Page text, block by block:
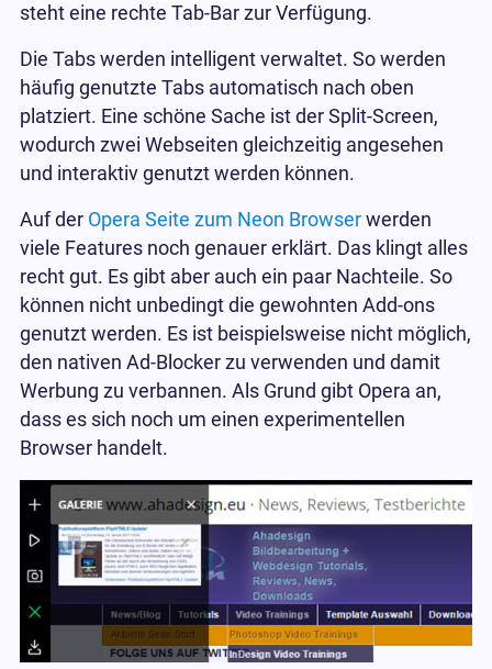
steht eine rechte Tab-Bar zur Verfügung.
Die Tabs werden intelligent verwaltet. So werden
häufig genutzte Tabs automatisch nach oben
platziert. Eine schöne Sache ist der Split-Screen,
wodurch zwei Webseiten gleichzeitig angesehen
und interaktiv genutzt werden können.
Auf der Opera Seite zum Neon Browserwerden
viele Features noch genauer erklärt. Das klingt alles
recht gut. Es gibt aber auch ein paar Nachteile. So
können nicht unbedingt die gewohnten Add-ons
genutzt werden. Es ist beispielsweise nicht möglich,
den nativen Ad-Blocker zu verwenden und damit
Werbung zu verbannen. Als Grund gibt Opera an,
dass es sich noch um einen experimentellen
Browser handelt.